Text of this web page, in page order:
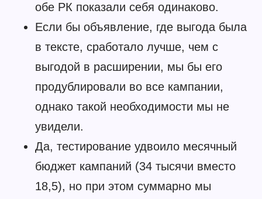
обе РК показали себя одинаково.
Если бы объявление, где выгода была
в тексте, сработало лучше, чем с
выгодой в расширении, мы бы его
продублировали во все кампании,
однако такой необходимости мы не
увидели.
Да, тестирование удвоило месячный
бюджет кампаний (34 тысячи вместо
18,5), но при этом суммарно мы